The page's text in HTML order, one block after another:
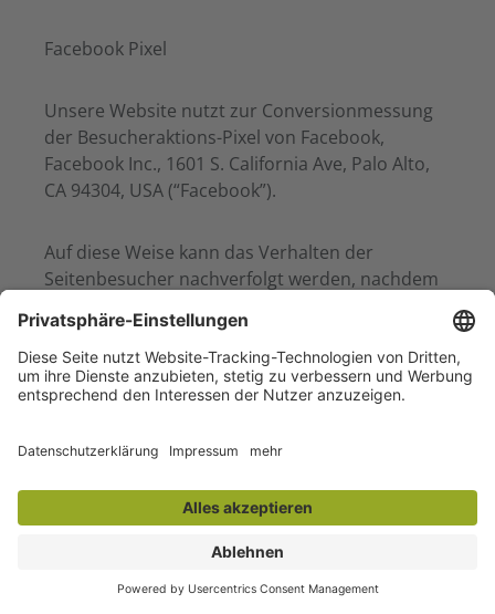
Facebook Pixel
Unsere Website nutzt zur Conversionmessung
der Besucheraktions-Pixel von Facebook,
Facebook Inc., 1601 S. California Ave, Palo Alto,
CA 94304, USA (“Facebook”).
Auf diese Weise kann das Verhalten der
Seitenbesucher nachverfolgt werden, nachdem
Werbeanzeige auf die Website des Anbieters
weitergeleitet wurden.
dieser Website anonym, es können von den
Identität der Nutzer gezogen werden. Die Daten
werden aber von Facebook gespeichert und
verarbeitet, sodass eine Verbindung zum
jeweiligen Nutzerprofil möglich ist und Facebook